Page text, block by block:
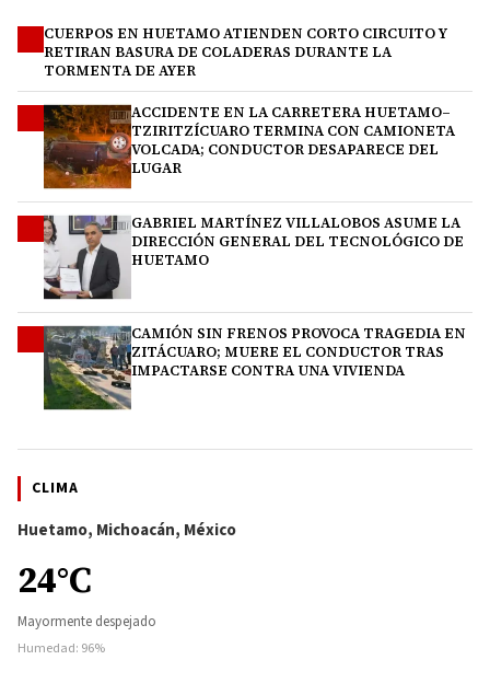
CUERPOS EN HUETAMO ATIENDEN CORTO CIRCUITO Y
RETIRAN BASURA DE COLADERAS DURANTE LA
TORMENTA DE AYER
ACCIDENTE EN LA CARRETERA HUETAMO–
TZIRITZÍCUARO TERMINA CON CAMIONETA
VOLCADA; CONDUCTOR DESAPARECE DEL
LUGAR
GABRIEL MARTÍNEZ VILLALOBOS ASUME LA
DIRECCIÓN GENERAL DEL TECNOLÓGICO DE
HUETAMO
CAMIÓN SIN FRENOS PROVOCA TRAGEDIA EN
ZITÁCUARO; MUERE EL CONDUCTOR TRAS
IMPACTARSE CONTRA UNA VIVIENDA
CLIMA
Huetamo, Michoacán, México
24°C
Mayormente despejado
Humedad: 96%